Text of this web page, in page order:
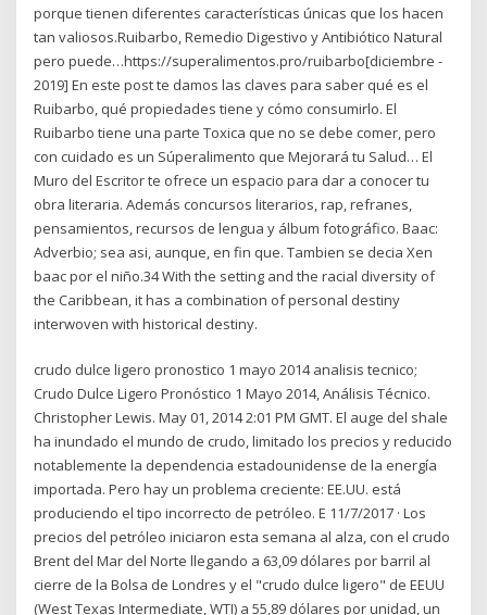
porque tienen diferentes características únicas que los hacen
tan valiosos.Ruibarbo, Remedio Digestivo y Antibiótico Natural
pero puede…https://superalimentos.pro/ruibarbo[diciembre -
2019] En este post te damos las claves para saber qué es el
Ruibarbo, qué propiedades tiene y cómo consumirlo. El
Ruibarbo tiene una parte Toxica que no se debe comer, pero
con cuidado es un Súperalimento que Mejorará tu Salud… El
Muro del Escritor te ofrece un espacio para dar a conocer tu
obra literaria. Además concursos literarios, rap, refranes,
pensamientos, recursos de lengua y álbum fotográfico. Baac:
Adverbio; sea asi, aunque, en fin que. Tambien se decia Xen
baac por el niño.34 With the setting and the racial diversity of
the Caribbean, it has a combination of personal destiny
interwoven with historical destiny.
crudo dulce ligero pronostico 1 mayo 2014 analisis tecnico;
Crudo Dulce Ligero Pronóstico 1 Mayo 2014, Análisis Técnico.
Christopher Lewis. May 01, 2014 2:01 PM GMT. El auge del shale
ha inundado el mundo de crudo, limitado los precios y reducido
notablemente la dependencia estadounidense de la energía
importada. Pero hay un problema creciente: EE.UU. está
produciendo el tipo incorrecto de petróleo. E 11/7/2017 · Los
precios del petróleo iniciaron esta semana al alza, con el crudo
Brent del Mar del Norte llegando a 63,09 dólares por barril al
cierre de la Bolsa de Londres y el "crudo dulce ligero" de EEUU
(West Texas Intermediate, WTI) a 55,89 dólares por unidad, un